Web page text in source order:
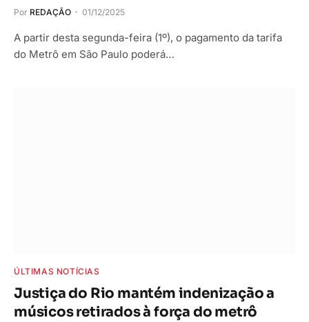
Por REDAÇÃO 01/12/2025
A partir desta segunda-feira (1º), o pagamento da tarifa
do Metrô em São Paulo poderá…
ÚLTIMAS NOTÍCIAS
Justiça do Rio mantém indenização a
músicos retirados à força do metrô